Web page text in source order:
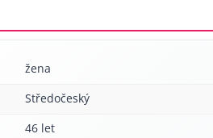
žena
Středočeský
46 let